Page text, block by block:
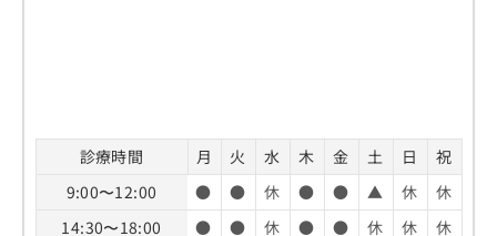
診療時間 月 火 水 木 金 土 日
祝
9:00〜12:00
● ● 休 ● ● ▲ 休
休
14:30〜18:00
● ● 休 ● ● 休 休
休